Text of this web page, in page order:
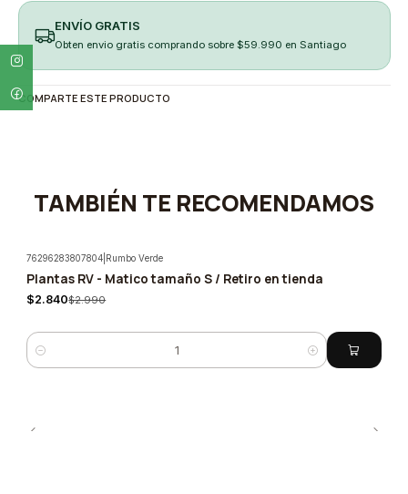
ENVÍO GRATIS
Obten envio gratis comprando sobre $59.990 en Santiago
COMPARTE ESTE PRODUCTO
TAMBIÉN TE RECOMENDAMOS
-5%
76296283807804 Rumbo Verde
Plantas RV - Matico tamaño S / Retiro en tienda
$2.840$2.990
Cantidad